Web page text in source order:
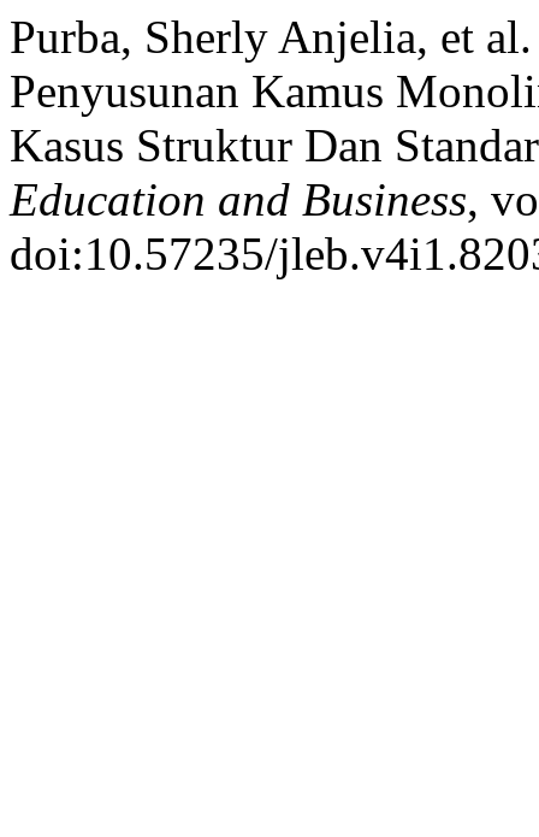
Purba, Sherly Anjelia, et
Penyusunan Kamus
Kasus Struktur Dan
Education and Business,
doi:10.57235/